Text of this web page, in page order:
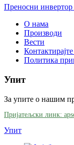
Преносни инвертор
О нама
Производи
Вести
Политика
Упит
За упите о нашим
Пријатељски линк:
Упит